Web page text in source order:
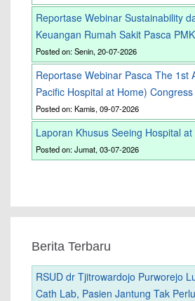
Reportase Webinar Sustainability
Keuangan Rumah Sakit Pasca
Posted on: Senin, 20-07-2026
Reportase Webinar Pasca The 1st
Pacific Hospital at Home)
Posted on: Kamis, 09-07-2026
Laporan Khusus Seeing Hospital
Posted on: Jumat, 03-07-2026
Berita Terbaru
RSUD dr Tjitrowardojo Purworejo
Cath Lab, Pasien Jantung Tak